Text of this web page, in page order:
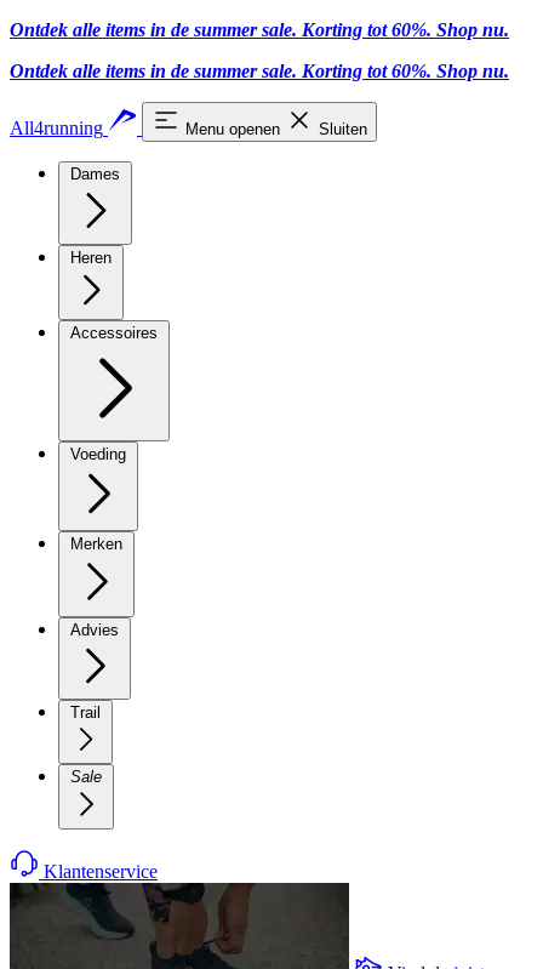
Ontdek alle items in de summer sale. Korting tot 60%. Shop nu.
Ontdek alle items in de summer sale. Korting tot 60%. Shop nu.
All4running Menu openen Sluiten
Dames
Heren
Accessoires
Voeding
Merken
Advies
Trail
Sale
Klantenservice